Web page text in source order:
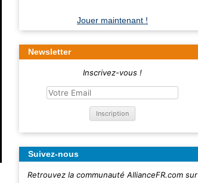
Jouer maintenant !
Newsletter
Inscrivez-vous !
Suivez-nous
Retrouvez la communauté AllianceFR.com sur